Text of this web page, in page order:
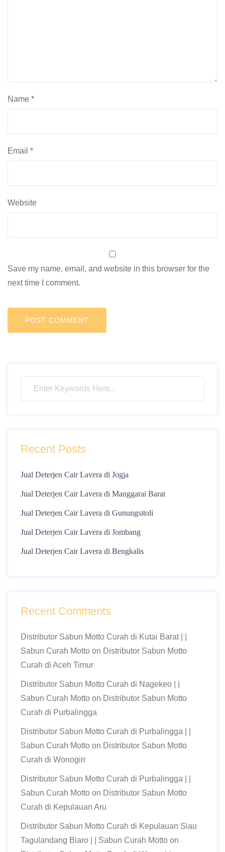
Name *
Email *
Website
Save my name, email, and website in this browser for the
next time I comment.
Recent Posts
Jual Deterjen Cair Lavera di Jogja
Jual Deterjen Cair Lavera di Manggarai Barat
Jual Deterjen Cair Lavera di Gunungsitoli
Jual Deterjen Cair Lavera di Jombang
Jual Deterjen Cair Lavera di Bengkalis
Recent Comments
Distributor Sabun Motto Curah di Kutai Barat | |
Sabun Curah Motto on Distributor Sabun Motto
Curah di Aceh Timur
Distributor Sabun Motto Curah di Nagekeo | |
Sabun Curah Motto on Distributor Sabun Motto
Curah di Purbalingga
Distributor Sabun Motto Curah di Purbalingga | |
Sabun Curah Motto on Distributor Sabun Motto
Curah di Wonogiri
Distributor Sabun Motto Curah di Purbalingga | |
Sabun Curah Motto on Distributor Sabun Motto
Curah di Kepulauan Aru
Distributor Sabun Motto Curah di Kepulauan Siau
Tagulandang Biaro | | Sabun Curah Motto on